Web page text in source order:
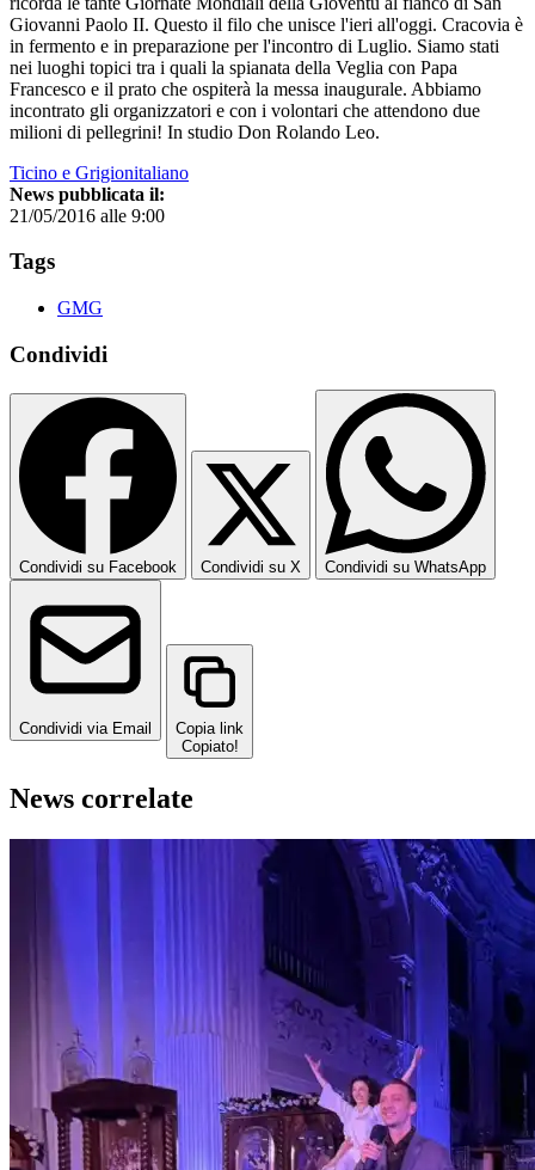
Giovanni Paolo II. Questo il filo che unisce l'ieri all'oggi. Cracovia è
in fermento e in preparazione per l'incontro di Luglio. Siamo stati
nei luoghi topici tra i quali la spianata della Veglia con Papa
Francesco e il prato che ospiterà la messa inaugurale. Abbiamo
incontrato gli organizzatori e con i volontari che attendono due
milioni di pellegrini! In studio Don Rolando Leo.
Ticino e Grigionitaliano
News pubblicata il:
21/05/2016 alle 9:00
Tags
GMG
Condividi
Condividi su Facebook Condividi su X Condividi su WhatsApp
Condividi via Email
Copia link
Copiato!
News correlate